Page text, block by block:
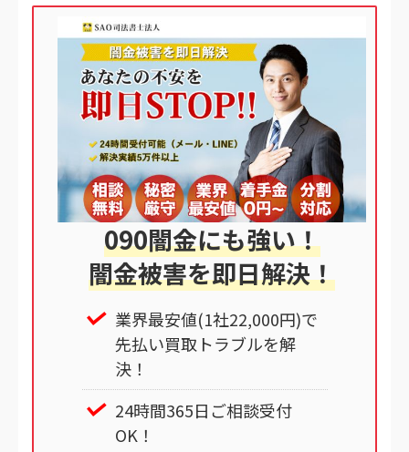
090闇金にも強い！
闇金被害を即日解決！
業界最安値(1社22,000円)で
先払い買取トラブルを解
決！
24時間365日ご相談受付
OK！